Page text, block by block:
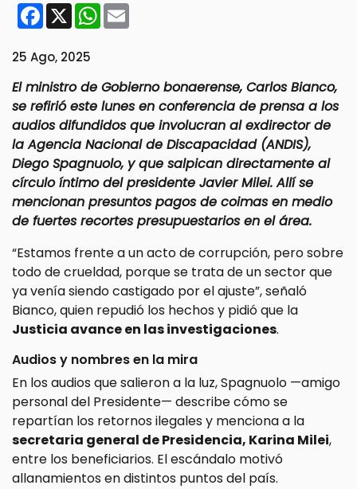
Facebook
X WhatsApp
Email
25 Ago, 2025
El ministro de Gobierno bonaerense, Carlos Bianco,
se refirió este lunes en conferencia de prensa a los
audios difundidos que involucran al exdirector de
la Agencia Nacional de Discapacidad (ANDIS),
Diego Spagnuolo, y que salpican directamente al
círculo íntimo del presidente Javier Milei. Allí se
mencionan presuntos pagos de coimas en medio
de fuertes recortes presupuestarios en el área.
“Estamos frente a un acto de corrupción, pero sobre
todo de crueldad, porque se trata de un sector que
ya venía siendo castigado por el ajuste”, señaló
Bianco, quien repudió los hechos y pidió que la
Justicia avance en las investigaciones.
Audios y nombres en la mira
En los audios que salieron a la luz, Spagnuolo —amigo
personal del Presidente— describe cómo se
repartían los retornos ilegales y menciona a la
secretaria general de Presidencia, Karina Milei,
entre los beneficiarios. El escándalo motivó
allanamientos en distintos puntos del país.